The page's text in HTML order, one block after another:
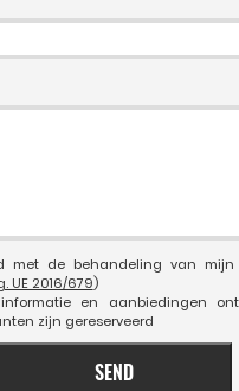
met de behandeling van mijn
UE 2016/679)
en aanbiedingen
zijn gereserveerd
SEND